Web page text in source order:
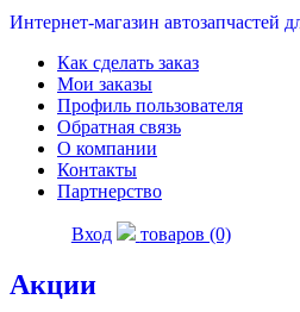
Интернет-магазин автозапчастей
Как сделать заказ
Мои заказы
Профиль пользователя
Обратная связь
О компании
Контакты
Партнерство
Вход товаров (0)
Акции